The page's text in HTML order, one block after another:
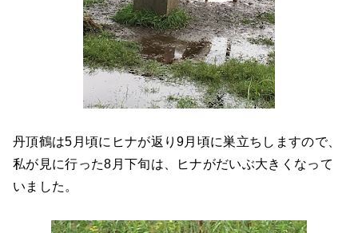
丹頂鶴は5月頃にヒナが返り9月頃に巣立ちしますので、
私が見に行った8月下旬は、ヒナがだいぶ大きくなって
いました。